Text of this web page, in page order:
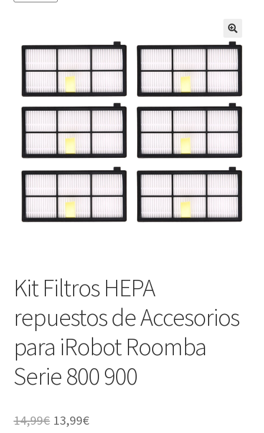
FAQ
Finalizar compra
Kit Filtros HEPA
repuestos de Accesorios
para iRobot Roomba
Serie 800 900
14,99€ El
13,99€El